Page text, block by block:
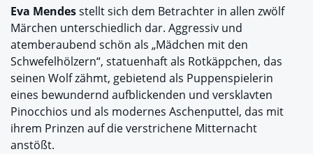
Eva Mendesstellt sich dem Betrachter in allen zwölf
Märchen unterschiedlich dar. Aggressiv und
atemberaubend schön als „Mädchen mit den
Schwefelhölzern“, statuenhaft als Rotkäppchen, das
seinen Wolf zähmt, gebietend als Puppenspielerin
eines bewundernd aufblickenden und versklavten
Pinocchios und als modernes Aschenputtel, das mit
ihrem Prinzen auf die verstrichene Mitternacht
anstößt.